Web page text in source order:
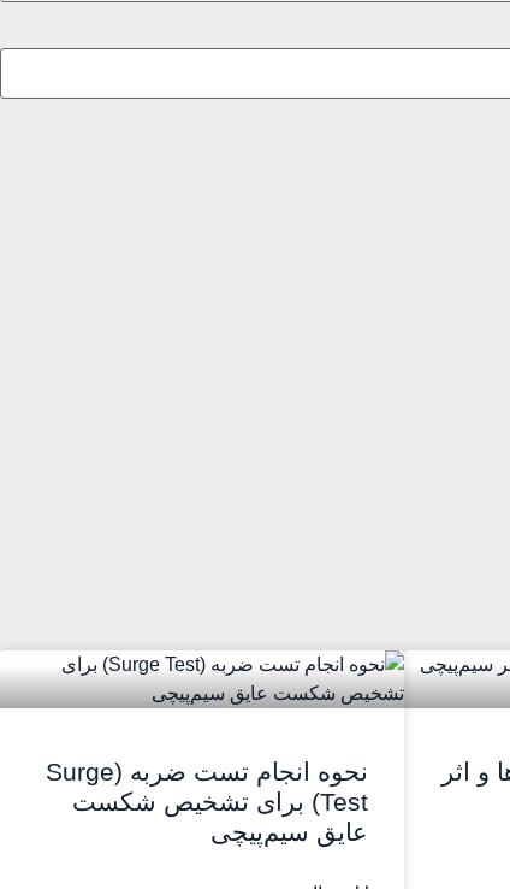
و اثر
نحوه انجام تست ضربه (Surge
Test) برای تشخیص شکست
عایق سیم‌پیچی